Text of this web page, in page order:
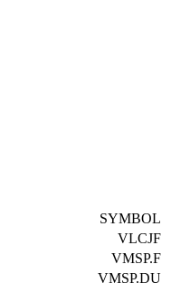
SYMBOL
VLCJF
VMSP.F
VMSP.DU